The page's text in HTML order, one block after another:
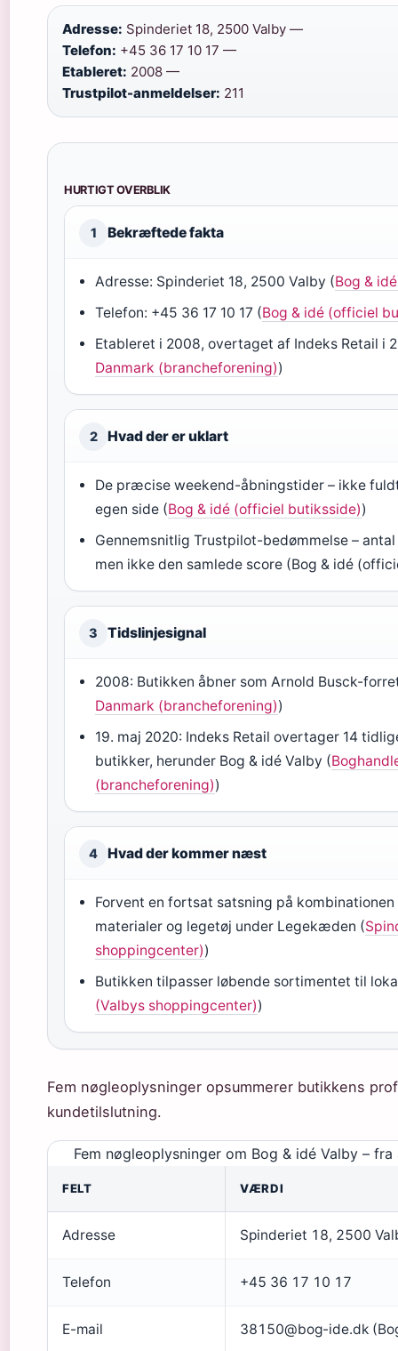
Adresse: Spinderiet 18, 2500 Valby —
Telefon: +45 36 17 10 17 —
Etableret: 2008 —
Trustpilot-anmeldelser: 211
HURTIGT OVERBLIK
1 Bekræftede fakta
Adresse: Spinderiet 18, 2500 Valby (Bog &
Telefon: +45 36 17 10 17 (Bog & idé (officiel
Etableret i 2008, overtaget af Indeks Retail i
Danmark (brancheforening))
2 Hvad der er uklart
De præcise weekend-åbningstider – ikke
egen side (Bog & idé (officiel butiksside))
Gennemsnitlig Trustpilot-bedømmelse –
men ikke den samlede score (Bog & idé
3 Tidslinjesignal
2008: Butikken åbner som Arnold Busck-
Danmark (brancheforening))
19. maj 2020: Indeks Retail overtager 14
butikker, herunder Bog & idé Valby (
(brancheforening))
4 Hvad der kommer næst
Forvent en fortsat satsning på
materialer og legetøj under Legekæden (
shoppingcenter))
Butikken tilpasser løbende sortimentet til
(Valbys shoppingcenter))
Fem nøgleoplysninger opsummerer butikkens
kundetilslutning.
Fem nøgleoplysninger om Bog & idé Valby –
FELT VÆRDI
Adresse Spinderiet 18, 2500
Telefon +45 36 17 10 17
E-mail 38150@bog-ide.dk